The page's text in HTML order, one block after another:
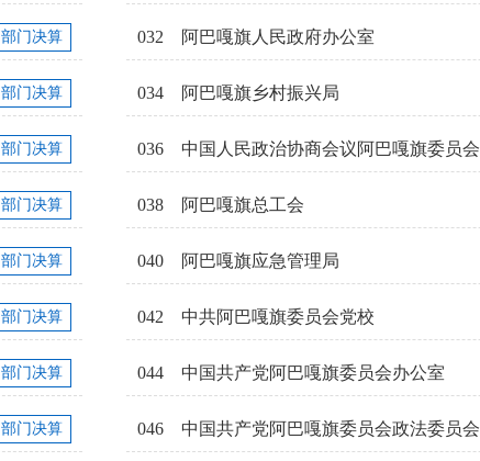
部门决算 032 阿巴嘎旗人民政府办公室
部门决算 034 阿巴嘎旗乡村振兴局
部门决算 036
部门决算 038 阿巴嘎旗总工会
部门决算 040 阿巴嘎旗应急管理局
部门决算 042 中共阿巴嘎旗委员会党校
部门决算 044 中国共产党阿巴嘎旗委员会办公室
部门决算 046 中国共产党阿巴嘎旗委员会政法委员会